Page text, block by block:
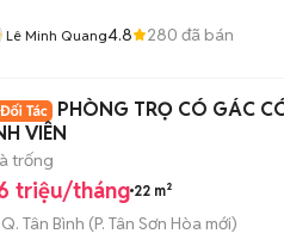
Lê Minh Quang4.8 280 đã bán
PHÒNG TRỌ CÓ GÁC
VIÊN
trống
triệu/tháng 22 m²
Q. Tân Bình (P. Tân Sơn Hòa mới)